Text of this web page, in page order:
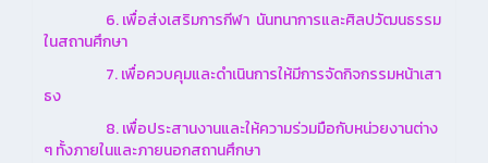
6. เพื่อส่งเสริมการกีฬา นันทนาการและศิลปวัฒนธรรม
ในสถานศึกษา
7. เพื่อควบคุมและดำเนินการให้มีการจัดกิจกรรมหน้าเสา
ธง
8. เพื่อประสานงานและให้ความร่วมมือกับหน่วยงานต่าง
ๆ ทั้งภายในและภายนอกสถานศึกษา